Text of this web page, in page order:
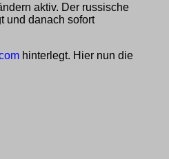
aktiv. Der russische
und danach sofort
hinterlegt. Hier nun die